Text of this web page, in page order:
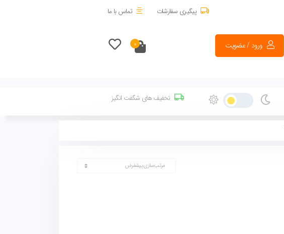
پیگیری سفارشات تماس با ما
ورود / عضویت 0
تخفیف های شگفت انگیز